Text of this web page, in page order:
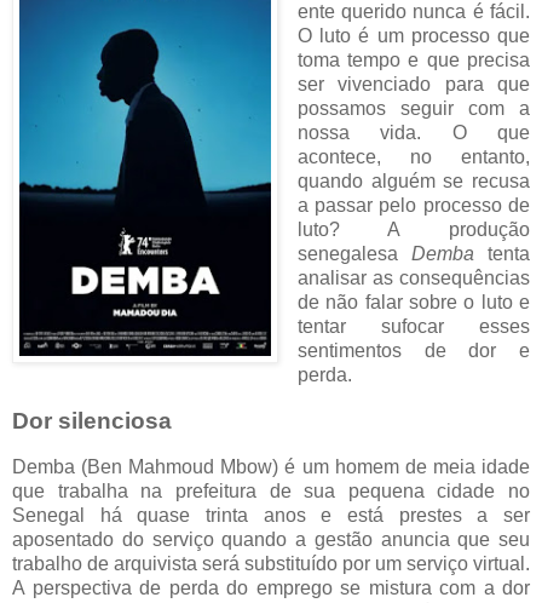
ente querido nunca é fácil.
O luto é um processo que
toma tempo e que precisa
ser vivenciado para que
possamos seguir com a
nossa vida. O que
acontece, no entanto,
quando alguém se recusa
a passar pelo processo de
luto? A produção
senegalesa Dembatenta
analisar as consequências
de não falar sobre o luto e
tentar sufocar esses
sentimentos de dor e
perda.
Dor silenciosa
Demba (Ben Mahmoud Mbow) é um homem de meia idade
que trabalha na prefeitura de sua pequena cidade no
Senegal há quase trinta anos e está prestes a ser
aposentado do serviço quando a gestão anuncia que seu
trabalho de arquivista será substituído por um serviço virtual.
A perspectiva de perda do emprego se mistura com a dor